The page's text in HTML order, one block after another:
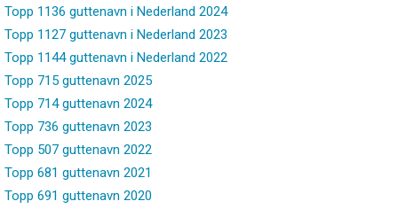
Topp 1136 guttenavn i Nederland 2024
Topp 1127 guttenavn i Nederland 2023
Topp 1144 guttenavn i Nederland 2022
Topp 715 guttenavn 2025
Topp 714 guttenavn 2024
Topp 736 guttenavn 2023
Topp 507 guttenavn 2022
Topp 681 guttenavn 2021
Topp 691 guttenavn 2020